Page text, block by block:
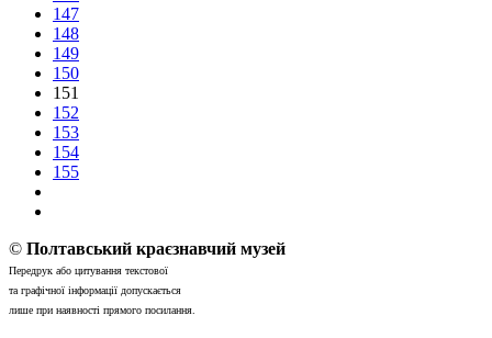
147
148
149
150
151
152
153
154
155
© Полтавський краєзнавчий музей
Передрук або цитування текстової
та графічної інформації допускається
лише при наявності прямого посилання.